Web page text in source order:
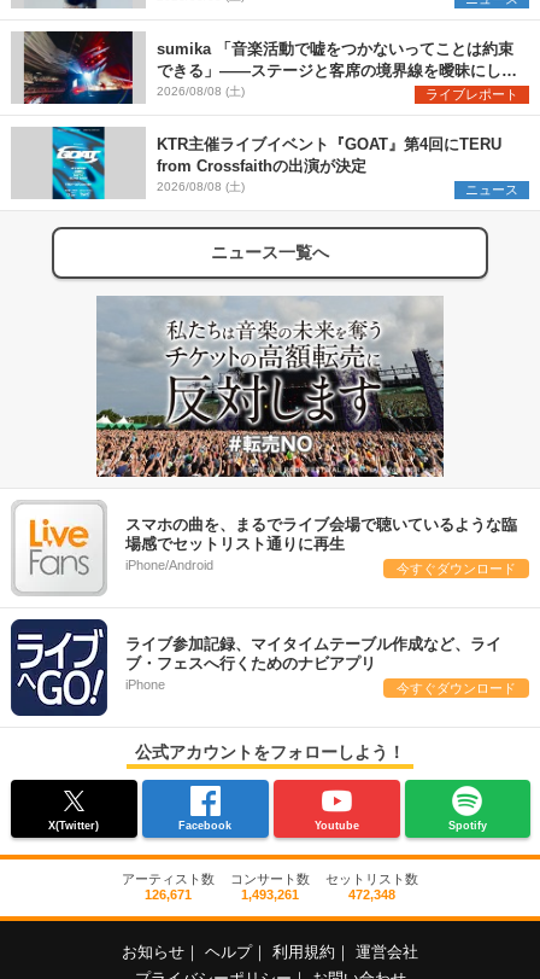
sumika 「音楽活動で嘘をつかないってことは約束
できる」――ステージと客席の境界線を曖昧にし
た、ツアーファイナル武道館公演レポート
2026/08/08 (土) ライブレポート
KTR主催ライブイベント『GOAT』第4回にTERU
from Crossfaithの出演が決定
2026/08/08 (土) ニュース
ニュース一覧へ
スマホの曲を、まるでライブ会場で聴いているような臨
場感でセットリスト通りに再生
iPhone/Android 今すぐダウンロード
ライブ参加記録、マイタイムテーブル作成など、ライ
ブ・フェスへ行くためのナビアプリ
iPhone 今すぐダウンロード
公式アカウントをフォローしよう！
X(Twitter) Facebook Youtube Spotify
アーティスト数
126,671
コンサート数
1,493,261
セットリスト数
472,348
お知らせ ｜ ヘルプ｜ 利用規約 ｜ 運営会社